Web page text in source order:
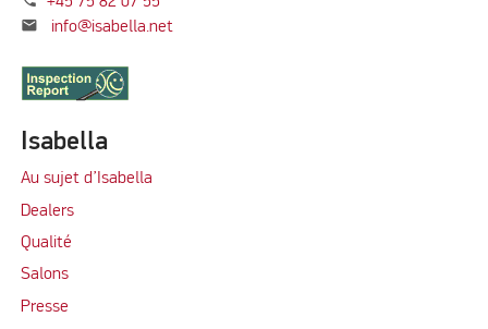
mail info@isabella.net
Isabella
Au sujet d’Isabella
Dealers
Qualité
Salons
Presse